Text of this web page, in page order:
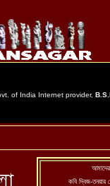
কবি দ্বিজ-তনয়ার